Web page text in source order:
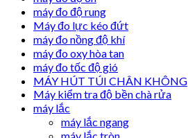
máy đo độ rung
Máy đo lực kéo đứt
máy đo nồng độ khí
máy đo oxy hòa tan
máy đo tốc độ gió
MÁY HÚT TÚI CHÂN KHÔNG
Máy kiểm tra độ bền chà rửa
máy lắc
máy lắc ngang